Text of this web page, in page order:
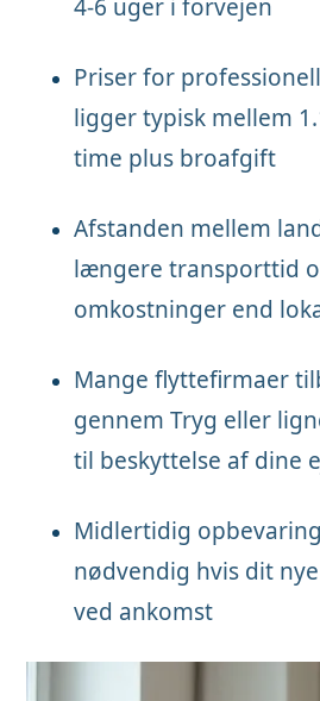
4-6 uger i forvejen
Priser for
ligger typisk mellem
time plus broafgift
Afstanden mellem
længere transporttid
omkostninger end
Mange flyttefirmaer
gennem Tryg eller
til beskyttelse af dine
Midlertidig
nødvendig hvis dit
ved ankomst